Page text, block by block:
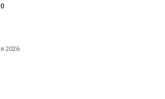
2026